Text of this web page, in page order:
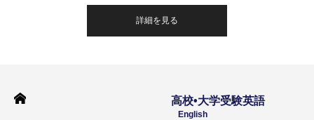
詳細を見る
高校•大学受験英語
English